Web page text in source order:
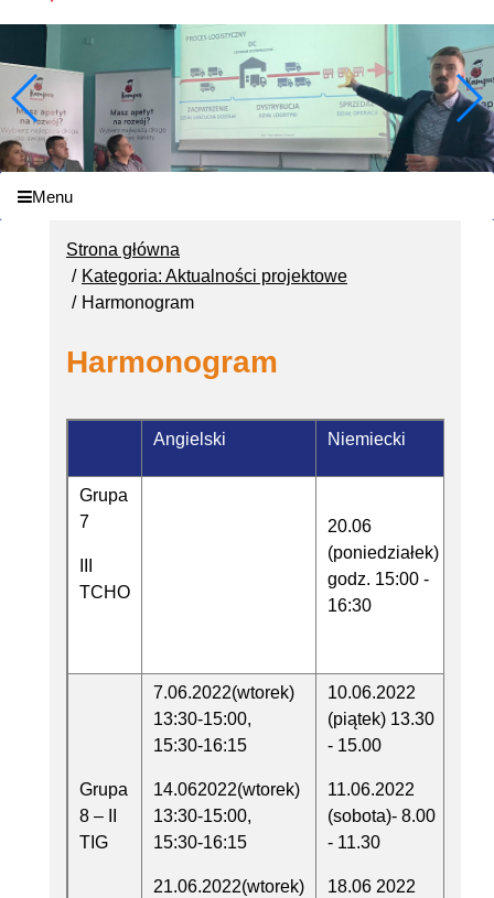
Menu
Strona główna
Kategoria: Aktualności projektowe
Harmonogram
Harmonogram
Angielski Niemiecki
Grupa
7
TCHO
20.06
(poniedziałek)
godz. 15:00 -
16:30
Grupa
8 – II
TIG
7.06.2022(wtorek)
13:30-15:00,
15:30-16:15
14.062022(wtorek)
13:30-15:00,
15:30-16:15
21.06.2022(wtorek)
10.06.2022
(piątek) 13.30
- 15.00
11.06.2022
(sobota)- 8.00
- 11.30
18.06 2022